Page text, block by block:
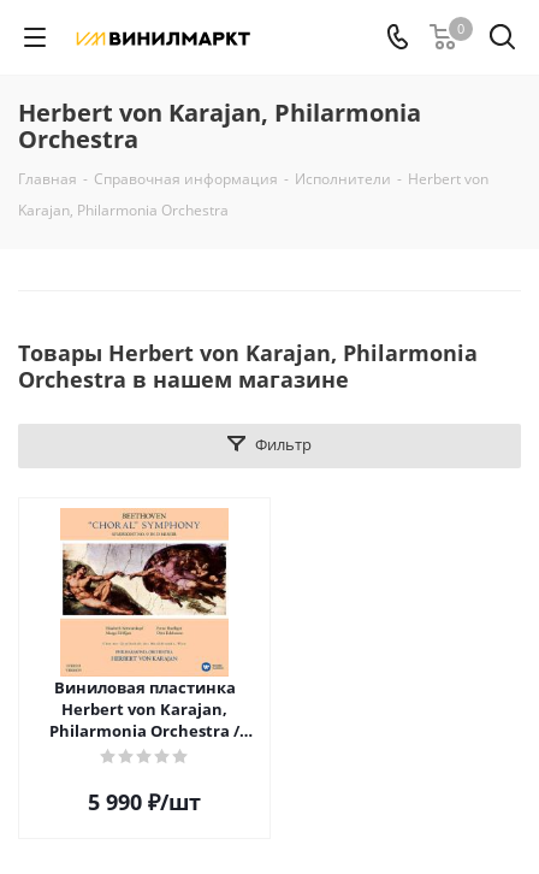
0
Herbert von Karajan, Philarmonia
Orchestra
Главная - Справочная информация - Исполнители - Herbert von
Karajan, Philarmonia Orchestra
Товары Herbert von Karajan, Philarmonia
Orchestra в нашем магазине
Фильтр
Виниловая пластинка
Herbert von Karajan,
Philarmonia Orchestra /
Beethoven: Symphony No. 9
5 990 ₽/шт